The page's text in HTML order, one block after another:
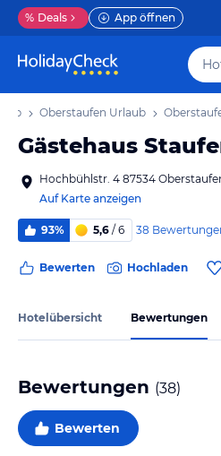
% Deals App öffnen
Oberstaufen Urlaub
Gästehaus
Hochbühlstr. 4 87534
Auf Karte anzeigen
93% 5,6 / 6 38
Bewerten Hochladen
Hotelübersicht Bewertungen
Bewertungen (38)
Bewerten